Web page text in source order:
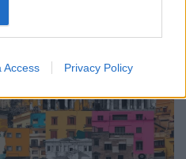
Access Privacy Policy